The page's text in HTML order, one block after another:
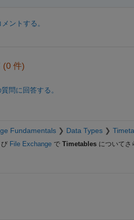
ントする。
(0 件)
問に回答する。
Fundamentals Data Types
び File Exchangeで Timetablesについてさ